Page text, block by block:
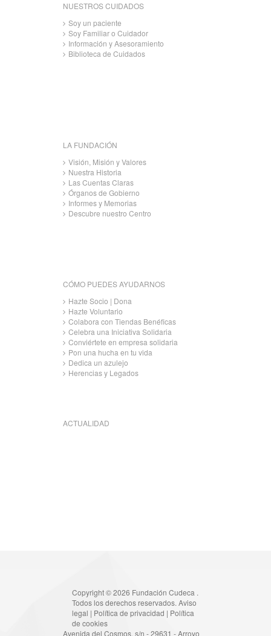
NUESTROS CUIDADOS
Soy un paciente
Soy Familiar o Cuidador
Información y Asesoramiento
Biblioteca de Cuidados
LA FUNDACIÓN
Visión, Misión y Valores
Nuestra Historia
Las Cuentas Claras
Órganos de Gobierno
Informes y Memorias
Descubre nuestro Centro
CÓMO PUEDES AYUDARNOS
Hazte Socio | Dona
Hazte Voluntario
Colabora con Tiendas Benéficas
Celebra una Iniciativa Solidaria
Conviértete en empresa solidaria
Pon una hucha en tu vida
Dedica un azulejo
Herencias y Legados
ACTUALIDAD
Copyright © 2026 Fundación Cudeca .
Todos los derechos reservados. Aviso
legal | Política de privacidad | Política
de cookies
Avenida del Cosmos, s/n - 29631 - Arroyo